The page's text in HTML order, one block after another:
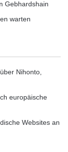
ein. So
vor,
für Bildung
Projekt
Parken und
kann das
Gebhardshain
warten
Nihonto,
europäische
Websites an